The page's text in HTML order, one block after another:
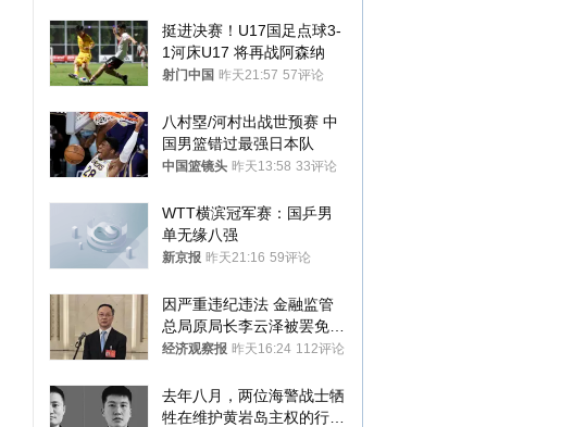
挺进决赛！U17国足点球3-
1河床U17 将再战阿森纳
射门中国 昨天21:57 57评论
八村塁/河村出战世预赛 中
国男篮错过最强日本队
中国篮镜头 昨天13:58 33评论
WTT横滨冠军赛：国乒男
单无缘八强
新京报 昨天21:16 59评论
因严重违纪违法 金融监管
总局原局长李云泽被罢免全
国人大代表
经济观察报 昨天16:24 112评论
去年八月，两位海警战士牺
牲在维护黄岩岛主权的行动